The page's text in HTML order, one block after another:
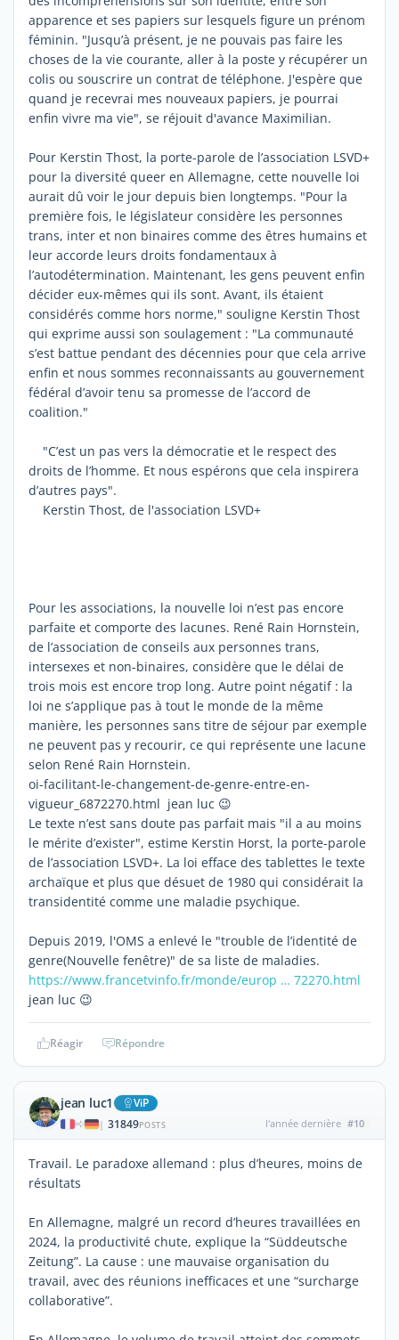
apparence et ses papiers sur lesquels figure un prénom
féminin. "Jusqu’à présent, je ne pouvais pas faire les
choses de la vie courante, aller à la poste y récupérer un
colis ou souscrire un contrat de téléphone. J'espère que
quand je recevrai mes nouveaux papiers, je pourrai
enfin vivre ma vie", se réjouit d'avance Maximilian.
Pour Kerstin Thost, la porte-parole de l’association LSVD+
pour la diversité queer en Allemagne, cette nouvelle loi
aurait dû voir le jour depuis bien longtemps. "Pour la
première fois, le législateur considère les personnes
trans, inter et non binaires comme des êtres humains et
leur accorde leurs droits fondamentaux à
l’autodétermination. Maintenant, les gens peuvent enfin
décider eux-mêmes qui ils sont. Avant, ils étaient
considérés comme hors norme," souligne Kerstin Thost
qui exprime aussi son soulagement : "La communauté
s’est battue pendant des décennies pour que cela arrive
enfin et nous sommes reconnaissants au gouvernement
fédéral d’avoir tenu sa promesse de l’accord de
coalition."
"C’est un pas vers la démocratie et le respect des
droits de l’homme. Et nous espérons que cela inspirera
d’autres pays".
Kerstin Thost, de l'association LSVD+
Pour les associations, la nouvelle loi n’est pas encore
parfaite et comporte des lacunes. René Rain Hornstein,
de l’association de conseils aux personnes trans,
intersexes et non-binaires, considère que le délai de
trois mois est encore trop long. Autre point négatif : la
loi ne s’applique pas à tout le monde de la même
manière, les personnes sans titre de séjour par exemple
ne peuvent pas y recourir, ce qui représente une lacune
selon René Rain Hornstein.
oi-facilitant-le-changement-de-genre-entre-en-
vigueur_6872270.html jean luc 😉
Le texte n’est sans doute pas parfait mais "il a au moins
le mérite d’exister", estime Kerstin Horst, la porte-parole
de l’association LSVD+. La loi efface des tablettes le texte
archaïque et plus que désuet de 1980 qui considérait la
transidentité comme une maladie psychique.
Depuis 2019, l'OMS a enlevé le "trouble de l’identité de
genre(Nouvelle fenêtre)" de sa liste de maladies.
https://www.francetvinfo.fr/monde/europ … 72270.html
jean luc 😉
Réagir Répondre
jean luc1 ViP
| 31849POSTS l'année dernière #10
Travail. Le paradoxe allemand : plus d’heures, moins de
résultats
En Allemagne, malgré un record d’heures travaillées en
2024, la productivité chute, explique la “Süddeutsche
Zeitung”. La cause : une mauvaise organisation du
travail, avec des réunions inefficaces et une “surcharge
collaborative”.